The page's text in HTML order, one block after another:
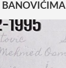
BANOVIĆIMA